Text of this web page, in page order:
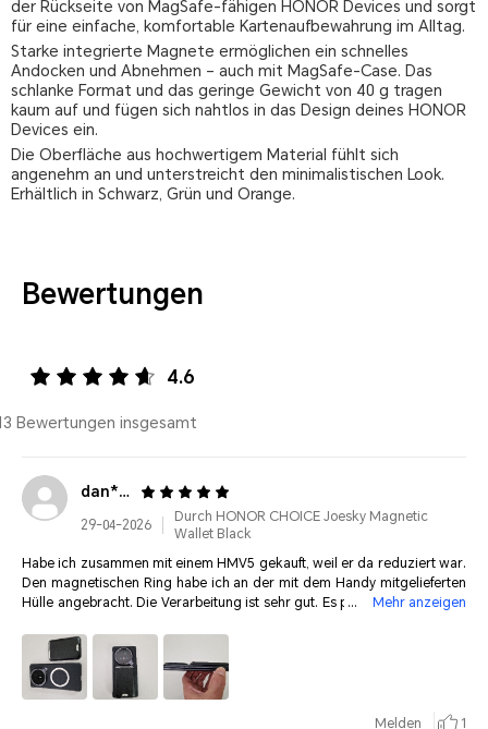
der Rückseite von MagSafe-fähigen HONOR Devices und sorgt
für eine einfache, komfortable Kartenaufbewahrung im Alltag.
Starke integrierte Magnete ermöglichen ein schnelles
Andocken und Abnehmen – auch mit MagSafe-Case. Das
schlanke Format und das geringe Gewicht von 40 g tragen
kaum auf und fügen sich nahtlos in das Design deines HONOR
Devices ein.
Die Oberfläche aus hochwertigem Material fühlt sich
angenehm an und unterstreicht den minimalistischen Look.
Erhältlich in Schwarz, Grün und Orange.
Bewertungen
4.6
Bewertungen insgesamt
dan***@web.de
29-04-2026
Durch HONOR CHOICE Joesky Magnetic
Wallet Black
Habe ich zusammen mit einem HMV5 gekauft, weil er da reduziert war.
Den magnetischen Ring habe ich an der mit dem Handy mitgelieferten
Hülle angebracht. Die Verarbeitung ist sehr gut. Es passen gerade 3 Ka
efaltete Scheine rein.
Mehr anzeigen
Melden 1